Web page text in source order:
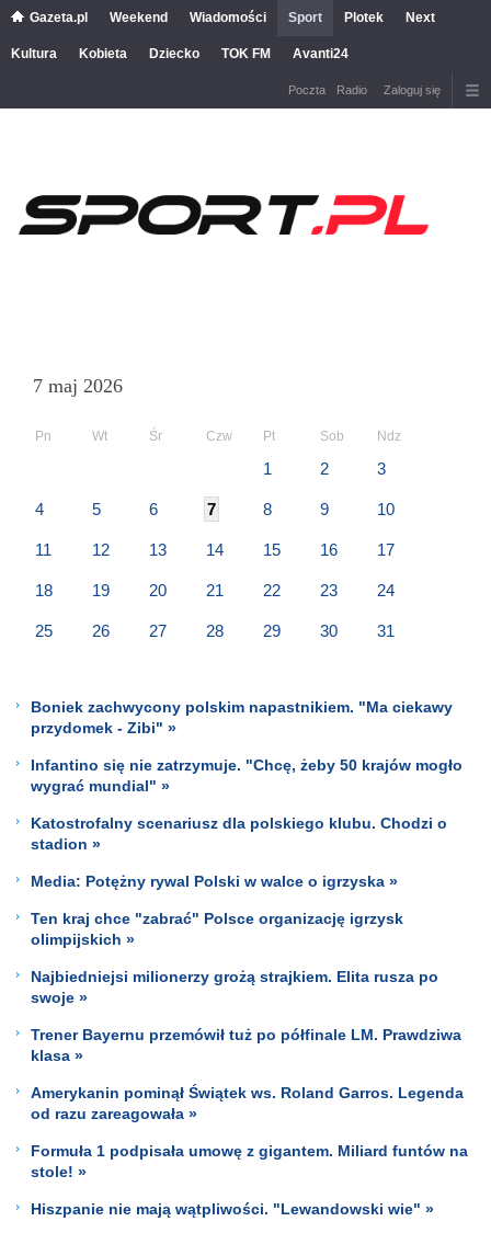
Gazeta.pl Weekend Wiadomości Sport Plotek Next
Kultura Kobieta Dziecko TOK FM Avanti24
Poczta Radio Zaloguj się
7 maj 2026
Pn Wt Śr Czw Pt Sob Ndz
1 2 3
4 5 6 7 8 9 10
11 12 13 14 15 16 17
18 19 20 21 22 23 24
25 26 27 28 29 30 31
Boniek zachwycony polskim napastnikiem. "Ma ciekawy
przydomek - Zibi" »
Infantino się nie zatrzymuje. "Chcę, żeby 50 krajów mogło
wygrać mundial" »
Katostrofalny scenariusz dla polskiego klubu. Chodzi o
stadion »
Media: Potężny rywal Polski w walce o igrzyska »
Ten kraj chce "zabrać" Polsce organizację igrzysk
olimpijskich »
Najbiedniejsi milionerzy grożą strajkiem. Elita rusza po
swoje »
Trener Bayernu przemówił tuż po półfinale LM. Prawdziwa
klasa »
Amerykanin pominął Świątek ws. Roland Garros. Legenda
od razu zareagowała »
Formuła 1 podpisała umowę z gigantem. Miliard funtów na
stole! »
Hiszpanie nie mają wątpliwości. "Lewandowski wie" »